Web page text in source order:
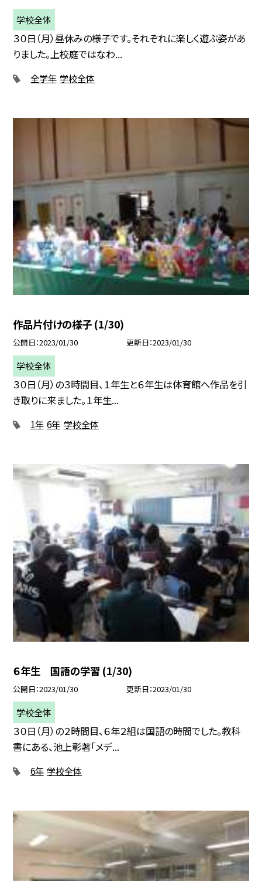
学校全体
３０日（月）昼休みの様子です。それぞれに楽しく遊ぶ姿があ
りました。上校庭ではなわ...
全学年 学校全体
作品片付けの様子 (1/30)
公開日 2023/01/30 更新日 2023/01/30
学校全体
３０日（月）の３時間目、１年生と６年生は体育館へ作品を引
き取りに来ました。１年生...
1年 6年 学校全体
６年生 国語の学習 (1/30)
公開日 2023/01/30 更新日 2023/01/30
学校全体
３０日（月）の２時間目、６年２組は国語の時間でした。教科
書にある、池上彰著「メデ...
6年 学校全体